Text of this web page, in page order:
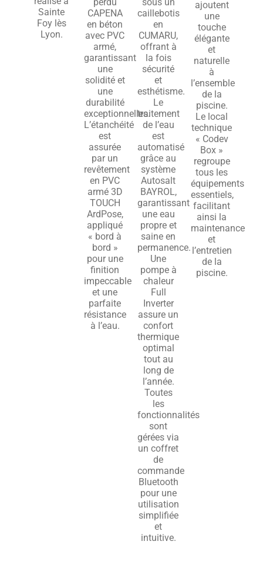
Sainte
Foy lès
Lyon.
CAPENA
en béton
avec PVC
armé,
garantissant
une
solidité et
une
durabilité
exceptionnelles.
L’étanchéité
est
assurée
par un
revêtement
en PVC
armé 3D
TOUCH
ArdPose,
appliqué
« bord à
bord »
pour une
finition
impeccable
et une
parfaite
résistance
à l’eau.
caillebotis
en
CUMARU,
offrant à
la fois
sécurité
et
esthétisme.
Le
traitement
de l’eau
est
automatisé
grâce au
système
Autosalt
BAYROL,
garantissant
une eau
propre et
saine en
permanence.
Une
pompe à
chaleur
Full
Inverter
assure un
confort
thermique
optimal
tout au
long de
l’année.
Toutes
les
fonctionnalités
sont
gérées via
un coffret
de
commande
Bluetooth
pour une
utilisation
simplifiée
et
intuitive.
ajoutent
une
touche
élégante
et
naturelle
à
l’ensemble
de la
piscine.
Le local
technique
« Codev
Box »
regroupe
tous les
équipements
essentiels,
facilitant
ainsi la
maintenance
et
l’entretien
de la
piscine.